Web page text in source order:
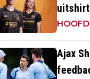
Ajax